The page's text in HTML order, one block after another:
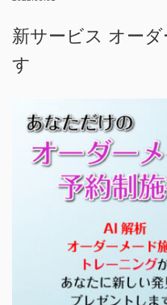
新サービス オー
す